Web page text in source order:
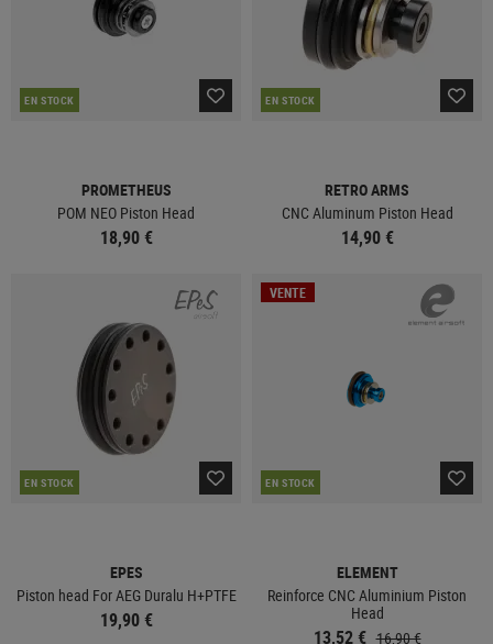
EN STOCK
PROMETHEUS
POM NEO Piston Head
18,90 €
EN STOCK
RETRO ARMS
CNC Aluminum Piston Head
14,90 €
EN STOCK
EPES
Piston head For AEG Duralu H+PTFE
19,90 €
VENTE
EN STOCK
ELEMENT
Reinforce CNC Aluminium Piston
Head
13,52 € 16,90 €